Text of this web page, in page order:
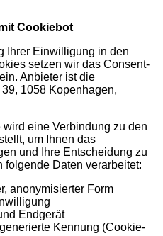
Cookiebot
Ihrer Einwilligung in den
setzen wir das Consent-
Anbieter ist die
1058 Kopenhagen,
eine Verbindung zu den
um Ihnen das
und Ihre Entscheidung zu
Daten verarbeitet:
anonymisierter Form
Endgerät
Kennung (Cookie-